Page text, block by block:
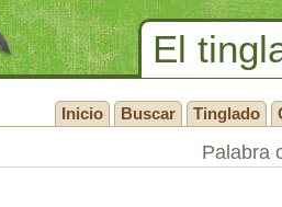
El
Inicio Buscar Tinglado
Palabra